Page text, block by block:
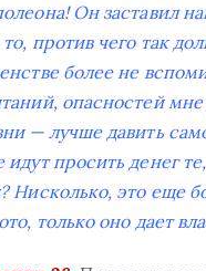
Он заставил
то, против чего так
более не
опасностей
— лучше давить
идут просить денег
Нисколько, это еще
только оно дает